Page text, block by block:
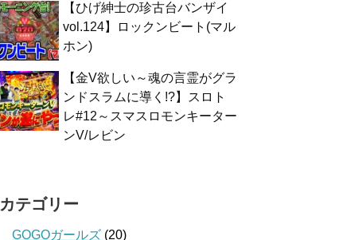
【ひげ紳士の珍古台バンザイ
vol.124】ロックンビート(マル
ホン)
【金V欲しい～魂の言霊がグラ
ンドスラムに導く!?】スロト
レ#12～スマスロモンキーター
ンV/レビン
カテゴリー
GOGOガールズ (20)